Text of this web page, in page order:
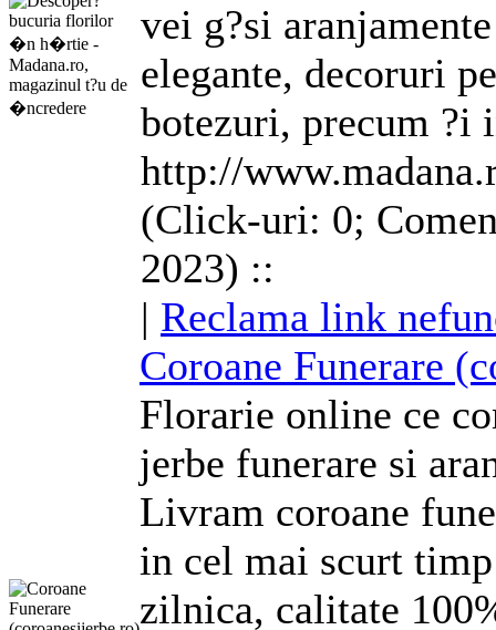
vei g?si aranjamente
elegante, decoruri
botezuri, precum ?i
http://
(Click-uri: 0;
2023) ::
| Reclama link
Coroane Funerare
Florarie online ce
jerbe funerare si
Livram coroane
in cel mai scurt
zilnica, calitate